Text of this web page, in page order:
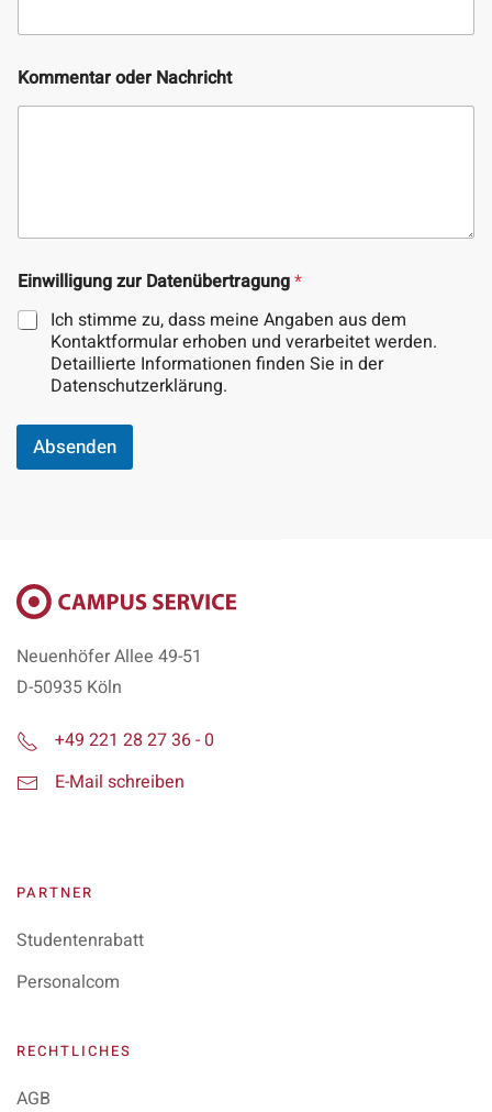
Kommentar oder Nachricht
u
r
N
a
h
Einwilligung zur Datenübertragung*
Ich stimme zu, dass meine Angaben aus dem
Kontaktformular erhoben und verarbeitet werden.
Detaillierte Informationen finden Sie in der
Datenschutzerklärung.
Absenden
Neuenhöfer Allee 49-51
D-50935 Köln
+49 221 28 27 36 - 0
E-Mail schreiben
PARTNER
Studentenrabatt
Personalcom
RECHTLICHES
AGB